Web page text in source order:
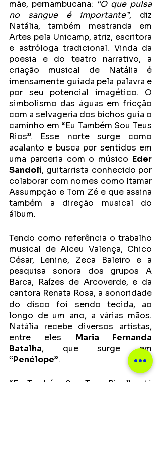
mãe, pernambucana: “O que pulsa
no sangue é importante”, diz
Natália, também mestranda em
Artes pela Unicamp, atriz, escritora
e astróloga tradicional. Vinda da
poesia e do teatro narrativo, a
criação musical de Natália é
imensamente guiada pela palavra e
por seu potencial imagético. O
simbolismo das águas em fricção
com a selvageria dos bichos guia o
caminho em “Eu Também Sou Teus
Rios”. Esse norte surge como
acalanto e busca por sentidos em
uma parceria com o músico Eder
Sandoli, guitarrista conhecido por
colaborar com nomes como Itamar
Assumpção e Tom Zé e que assina
também a direção musical do
álbum.
Tendo como referência o trabalho
musical de Alceu Valença, Chico
César, Lenine, Zeca Baleiro e a
pesquisa sonora dos grupos A
Barca, Raízes de Arcoverde, e da
cantora Renata Rosa, a sonoridade
do disco foi sendo tecida, ao
longo de um ano, a várias mãos.
Natália recebe diversos artistas,
entre eles Maria Fernanda
Batalha
“Penélope”.
“Eu Também Sou Teus Rios” está